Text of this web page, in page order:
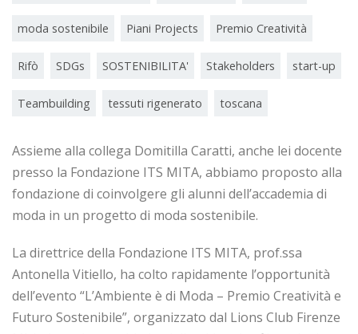
moda sostenibile Piani Projects Premio Creatività
Rifò SDGs SOSTENIBILITA' Stakeholders start-up
Teambuilding tessuti rigenerato toscana
Assieme alla collega Domitilla Caratti, anche lei docente
presso la Fondazione ITS MITA, abbiamo proposto alla
fondazione di coinvolgere gli alunni dell’accademia di
moda in un progetto di moda sostenibile.
La direttrice della Fondazione ITS MITA, prof.ssa
Antonella Vitiello, ha colto rapidamente l’opportunità
dell’evento “L’Ambiente è di Moda – Premio Creatività e
Futuro Sostenibile”, organizzato dal Lions Club Firenze